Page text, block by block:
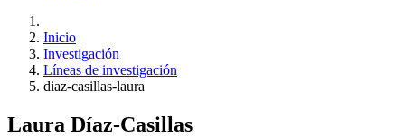
Inicio
Investigación
Líneas de investigación
diaz-casillas-laura
Laura Díaz-Casillas